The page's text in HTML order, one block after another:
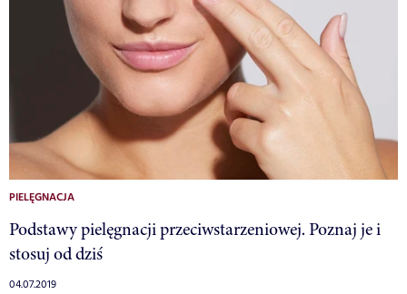
PIELĘGNACJA
Podstawy pielęgnacji przeciwstarzeniowej. Poznaj je i
stosuj od dziś
04.07.2019